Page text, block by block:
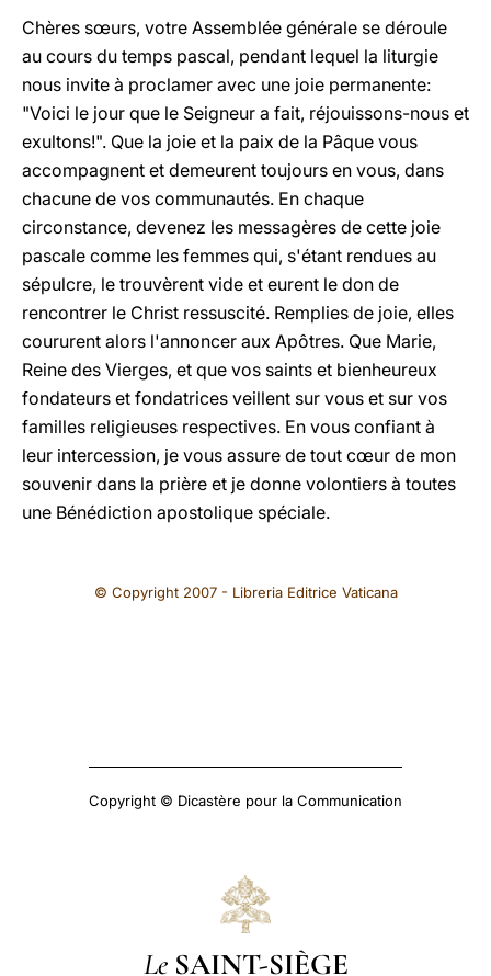
Chères sœurs, votre Assemblée générale se déroule
au cours du temps pascal, pendant lequel la liturgie
nous invite à proclamer avec une joie permanente:
"Voici le jour que le Seigneur a fait, réjouissons-nous et
exultons!". Que la joie et la paix de la Pâque vous
accompagnent et demeurent toujours en vous, dans
chacune de vos communautés. En chaque
circonstance, devenez les messagères de cette joie
pascale comme les femmes qui, s'étant rendues au
sépulcre, le trouvèrent vide et eurent le don de
rencontrer le Christ ressuscité. Remplies de joie, elles
coururent alors l'annoncer aux Apôtres. Que Marie,
Reine des Vierges, et que vos saints et bienheureux
fondateurs et fondatrices veillent sur vous et sur vos
familles religieuses respectives. En vous confiant à
leur intercession, je vous assure de tout cœur de mon
souvenir dans la prière et je donne volontiers à toutes
une Bénédiction apostolique spéciale.
© Copyright 2007 - Libreria Editrice Vaticana
Copyright © Dicastère pour la Communication
Le SAINT-SIÈGE